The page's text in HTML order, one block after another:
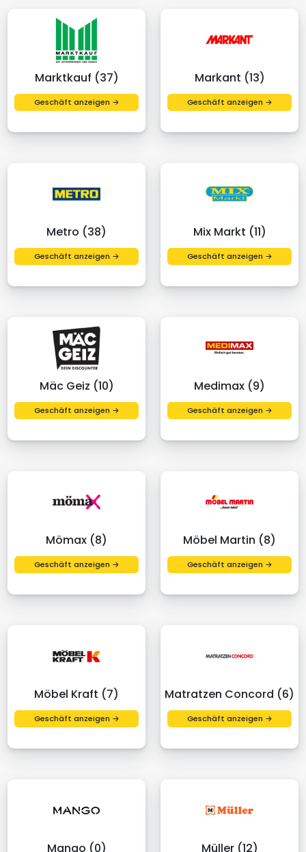
Marktkauf (37)
Geschäft anzeigen →
Markant (13)
Geschäft anzeigen →
Metro (38)
Geschäft anzeigen →
Mix Markt (11)
Geschäft anzeigen →
Mäc Geiz (10)
Geschäft anzeigen →
Medimax (9)
Geschäft anzeigen →
Mömax (8)
Geschäft anzeigen →
Möbel Martin (8)
Geschäft anzeigen →
Möbel Kraft (7)
Geschäft anzeigen →
Matratzen Concord (6)
Geschäft anzeigen →
Mango (0) Müller (12)